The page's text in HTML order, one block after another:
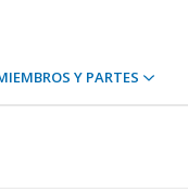
Y PARTES